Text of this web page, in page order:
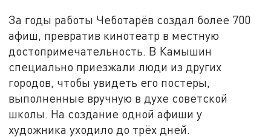
За годы работы Чеботарёв создал более 700
афиш, превратив кинотеатр в местную
достопримечательность. В Камышин
специально приезжали люди из других
городов, чтобы увидеть его постеры,
выполненные вручную в духе советской
школы. На создание одной афиши у
художника уходило до трёх дней.